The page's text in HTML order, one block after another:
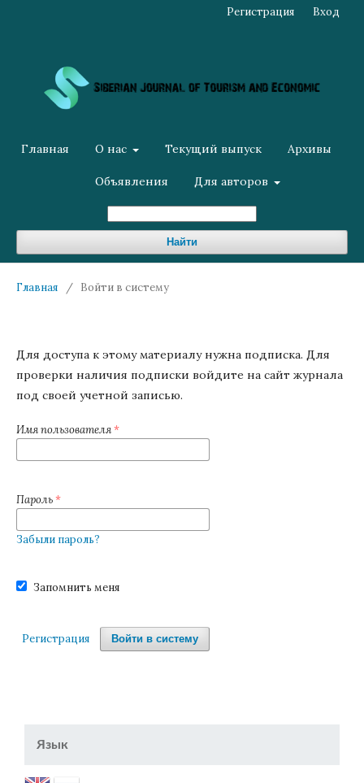
Главная О нас Текущий выпуск Архивы
Объявления Для авторов
Найти
Регистрация Вход
Главная / Войти в систему
Для доступа к этому материалу нужна подписка. Для
проверки наличия подписки войдите на сайт журнала
под своей учетной записью.
Имя пользователя*
Пароль*
Забыли пароль?
Запомнить меня
Войти в систему
Регистрация
Язык